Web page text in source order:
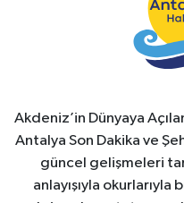
Akdeniz’in Dünyaya
Antalya Son Dakika ve
güncel gelişmeleri
anlayışıyla